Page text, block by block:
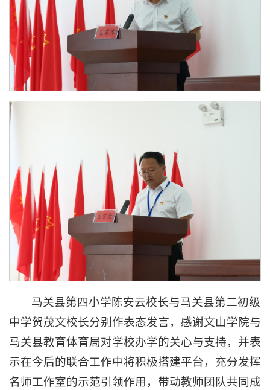
马关县第四小学陈安云校长与马关县第二初级
中学贺茂文校长分别作表态发言，感谢文山学院与
马关县教育体育局对学校办学的关心与支持，并表
示在今后的联合工作中将积极搭建平台，充分发挥
名师工作室的示范引领作用，带动教师团队共同成